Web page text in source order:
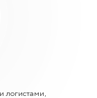
логистами,